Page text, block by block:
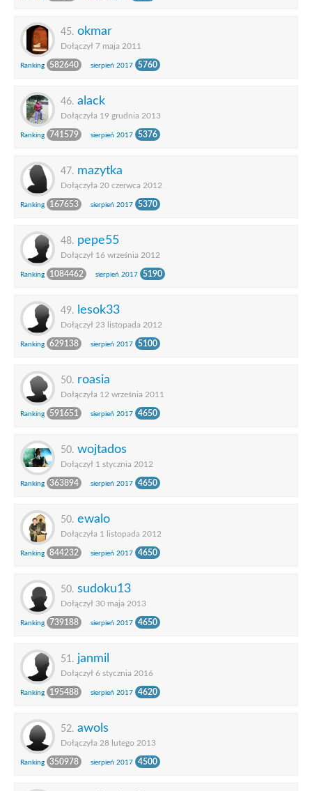
45. okmar
Dołączył 7 maja 2011
Ranking 582640 sierpień 2017 5760
46. alack
Dołączyła 19 grudnia 2013
Ranking 741579 sierpień 2017 5376
47. mazytka
Dołączyła 20 czerwca 2012
Ranking 167653 sierpień 2017 5370
48. pepe55
Dołączył 16 września 2012
Ranking 1084462 sierpień 2017 5190
49. lesok33
Dołączył 23 listopada 2012
Ranking 629138 sierpień 2017 5100
50. roasia
Dołączyła 12 września 2011
Ranking 591651 sierpień 2017 4650
50. wojtados
Dołączył 1 stycznia 2012
Ranking 363894 sierpień 2017 4650
50. ewalo
Dołączyła 1 listopada 2012
Ranking 844232 sierpień 2017 4650
50. sudoku13
Dołączył 30 maja 2013
Ranking 739188 sierpień 2017 4650
51. janmil
Dołączył 6 stycznia 2016
Ranking 195488 sierpień 2017 4620
52. awols
Dołączyła 28 lutego 2013
Ranking 350978 sierpień 2017 4500